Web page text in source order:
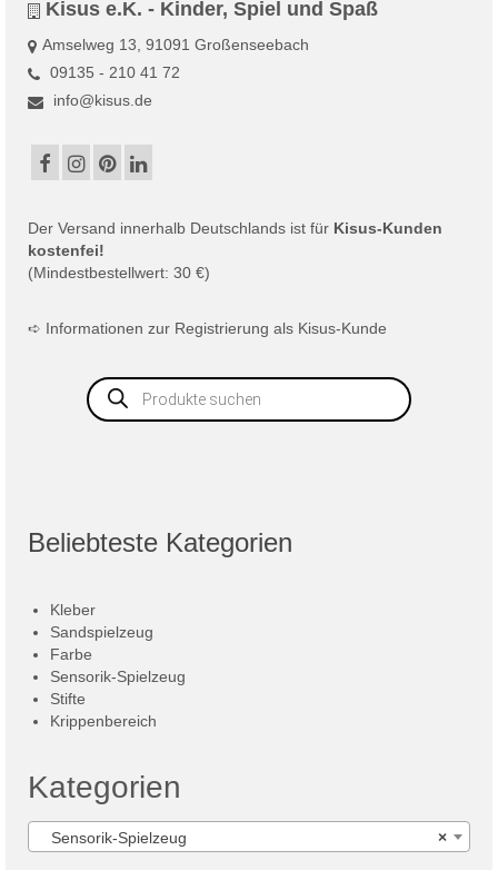
Kisus e.K. - Kinder, Spiel und Spaß
Amselweg 13, 91091 Großenseebach
09135 - 210 41 72
info@kisus.de
Der Versand innerhalb Deutschlands ist für Kisus-Kunden
kostenfei!
(Mindestbestellwert: 30 €)
➪ Informationen zur Registrierung als Kisus-Kunde
Products
search
Beliebteste Kategorien
Kleber
Sandspielzeug
Farbe
Sensorik-Spielzeug
Stifte
Krippenbereich
Kategorien
×
Sensorik-Spielzeug